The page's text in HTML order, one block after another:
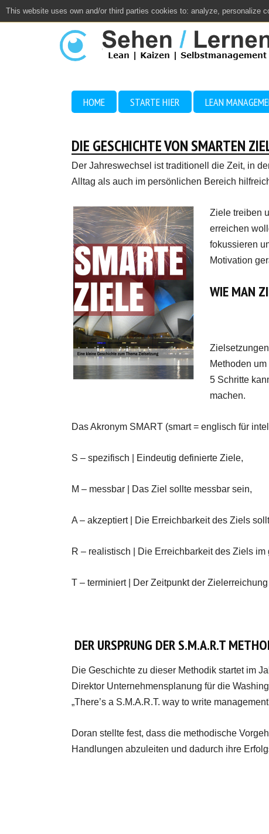
This website uses own and/or third parties cookies to: analyze, personalize
Close
HOME STARTE HIER LEAN
DIE GESCHICHTE VON SMARTEN
Der Jahreswechsel ist traditionell die Zeit, in
Alltag als auch im persönlichen Bereich
Ziele treiben
erreichen
fokussieren
Motivation
WIE MAN
Methoden
5 Schritte
machen.
Das Akronym SMART (smart = englisch für
S – spezifisch | Eindeutig definierte Ziele,
M – messbar | Das Ziel sollte messbar sein,
A – akzeptiert | Die Erreichbarkeit des Ziels
R – realistisch | Die Erreichbarkeit des Ziels
T – terminiert | Der Zeitpunkt der
DER URSPRUNG DER S.M.A.R.T
Die Geschichte zu dieser Methodik startet im
Direktor Unternehmensplanung für die
„There’s a S.M.A.R.T. way to write
Doran stellte fest, dass die methodische
Handlungen abzuleiten und dadurch ihre